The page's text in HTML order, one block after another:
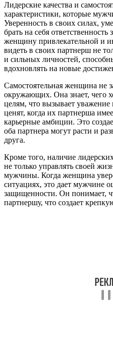
Лидерские качества и
характеристики, которые
Уверенность в своих силах,
брать на себя
женщину привлекательной и
видеть в своих партнерш не
и сильных личностей,
вдохновлять на новые
Самостоятельная женщина не
окружающих. Она знает, чего
целям, что вызывает
ценят, когда их партнерша
карьерные амбиции. Это
оба партнера могут расти и
друга.
Кроме того, наличие
не только управлять своей
мужчины. Когда женщина
ситуациях, это дает мужчине
защищенности. Он понимает,
партнершу, что создает